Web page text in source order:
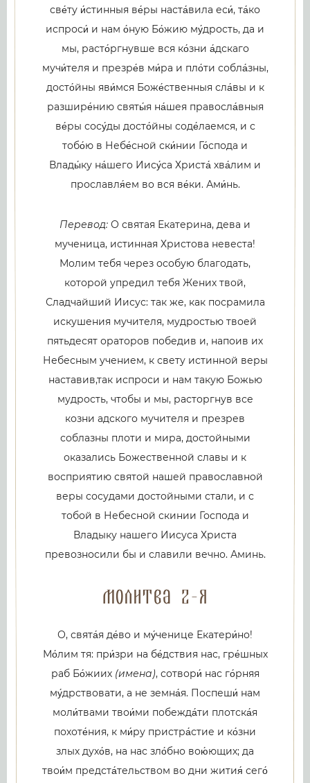
све́ту и́стинныя ве́ры наста́вила еси́, та́ко
испроси́ и нам о́ную Бо́жию му́дрость, да и
мы, расто́ргнувше вся ко́зни а́дскаго
мучи́теля и презре́в ми́ра и пло́ти собла́зны,
досто́йны яви́мся Боже́ственныя сла́вы и к
разшире́нию святы́я на́шея правосла́вныя
ве́ры сосу́ды досто́йны соде́лаемся, и с
тобо́ю в Небе́сной ски́нии Го́спода и
Влады́ку на́шего Иису́са Христа́ хва́лим и
прославля́ем во вся ве́ки. Ами́нь.
Перевод: О святая Екатерина, дева и
мученица, истинная Христова невеста!
Молим тебя через особую благодать,
которой упредил тебя Жених твой,
Сладчайший Иисус: так же, как посрамила
искушения мучителя, мудростью твоей
пятьдесят ораторов победив и, напоив их
Небесным учением, к свету истинной веры
наставив,так испроси и нам такую Божью
мудрость, чтобы и мы, расторгнув все
козни адского мучителя и презрев
соблазны плоти и мира, достойными
оказались Божественной славы и к
восприятию святой нашей православной
веры сосудами достойными стали, и с
тобой в Небесной скинии Господа и
Владыку нашего Иисуса Христа
превозносили бы и славили вечно. Аминь.
Молитва 2-я
О, свята́я де́во и му́ченице Екатери́но!
Мо́лим тя: при́зри на бе́дствия нас, гре́шных
раб Бо́жиих (имена), сотвори́ нас го́рняя
му́дрствовати, а не земна́я. Поспеши́ нам
моли́твами твои́ми побежда́ти плотска́я
похоте́ния, к ми́ру пристра́стие и ко́зни
злых духо́в, на нас зло́бно вою́ющих; да
твои́м предста́тельством во дни жития́ сего́